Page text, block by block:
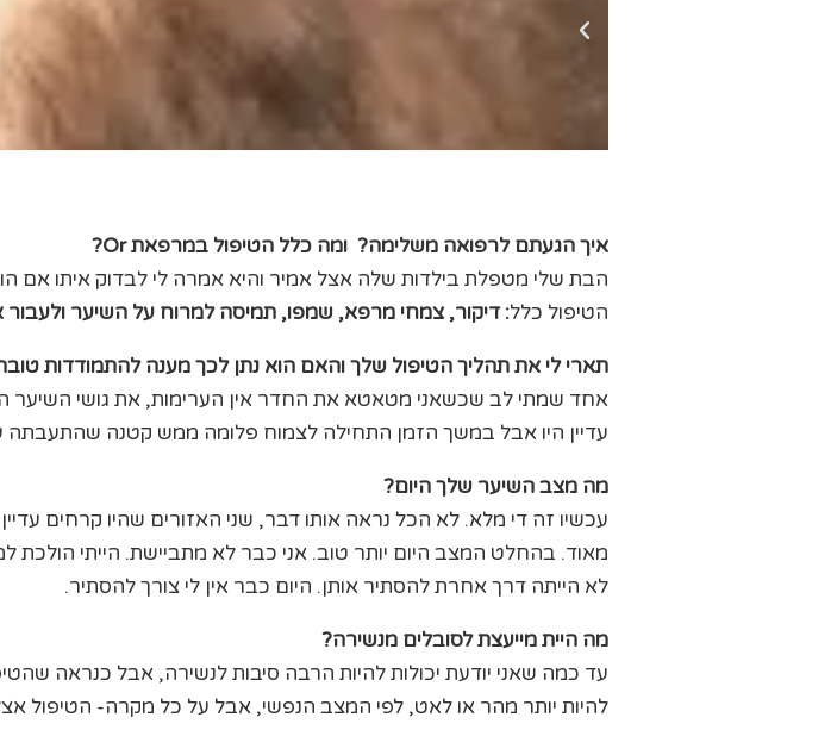
איך הגעתם לרפואה משלימה? ומה כלל הטיפול במרפאתOr?
הבת שלי מטפלת בילדות שלה אצל אמיר והיא אמרה לי לבדוק איתו אם
הטיפול כלל:דיקור, צמחי מרפא, שמפו, תמיסה למרוח על השיער ולעבור
תארי לי את תהליך הטיפול שלך והאם הוא נתן לכך מענה להתמודדות
אחד שמתי לב שכשאני מטאטא את החדר אין הערימות, את גושי השיער
עדיין היו אבל במשך הזמן התחילה לצמוח פלומה ממש קטנה שהתעבתה
מה מצב השיער שלך היום?
עכשיו זה די מלא. לא הכל נראה אותו דבר, שני האזורים שהיו קרחים
מאוד. בהחלט המצב היום יותר טוב. אני כבר לא מתביישת. הייתי
לא הייתה דרך אחרת להסתיר אותן. היום כבר אין לי צורך להסתיר.
מה היית מייעצת לסובלים מנשירה?
עד כמה שאני יודעת יכולות להיות הרבה סיבות לנשירה, אבל כנראה
להיות יותר מהר או לאט, לפי המצב הנפשי, אבל על כל מקרה- הטיפול אצל